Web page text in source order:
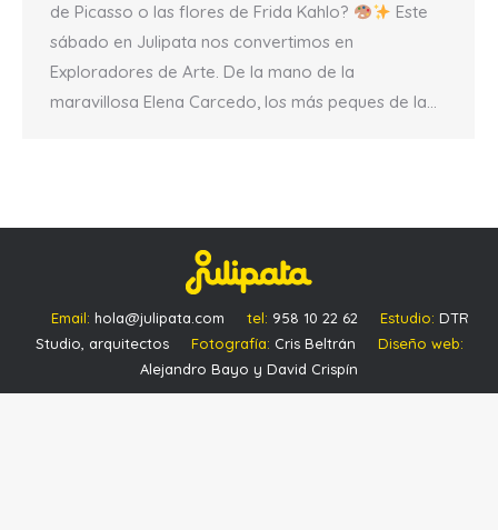
de Picasso o las flores de Frida Kahlo?
Este
sábado en Julipata nos convertimos en
Exploradores de Arte. De la mano de la
maravillosa Elena Carcedo, los más peques de la…
Email: hola@julipata.com tel: 958 10 22 62 Estudio: DTR
Studio, arquitectos
Fotografía: Cris Beltrán
Diseño web:
Alejandro Bayo y David Crispín